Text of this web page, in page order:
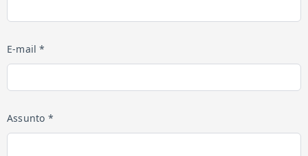
E-mail *
Assunto *